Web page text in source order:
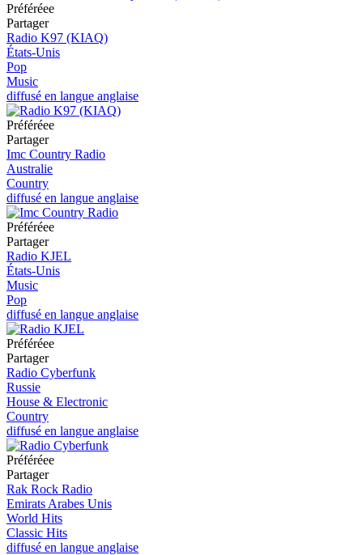
Préféréeе
Partager
Radio K97 (KIAQ)
États-Unis
Pop
Music
diffusé en langue anglaise
Préféréeе
Partager
Imc Country Radio
Australie
Country
diffusé en langue anglaise
Préféréeе
Partager
Radio KJEL
États-Unis
Music
Pop
diffusé en langue anglaise
Préféréeе
Partager
Radio Cyberfunk
Russie
House & Electronic
Country
diffusé en langue anglaise
Préféréeе
Partager
Rak Rock Radio
Emirats Arabes Unis
World Hits
Classic Hits
diffusé en langue anglaise